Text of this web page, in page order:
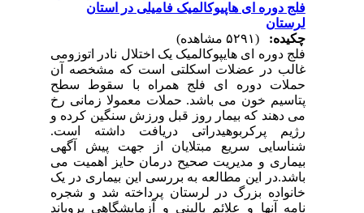
فلج دوره ای هاپیوکالمیک فامیلی در استان
لرستان
چکیده:
فلج دوره ای هایپوکالمیک یک اختلال نادر اتوزومی
غالب در عضلات اسکلتی است که مشخصه آن
حملات دوره ای فلج همراه با سقوط سطح
پتاسیم خون می باشد. حملات معمولا زمانی رخ
می دهند که بیمار روز قبل ورزش سنگین کرده و
رژیم پرکربوهیدراتی دریافت داشته است.
شناسایی سریع مبتلایان از جهت پیش آگهی
بیماری و مدیریت صحیح درمان حایز اهمیت می
باشد.در این مطالعه به بررسی این بیماری در یک
خانواده بزرگ در لرستان پرداخته شد و شجره
نامه آنها و علائم بالینی و آزمایشگاهی پروباند